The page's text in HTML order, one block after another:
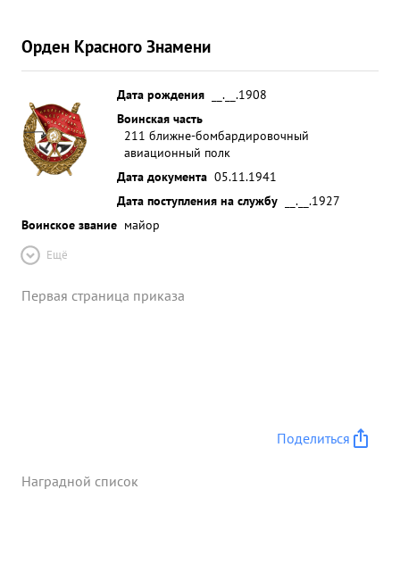
Орден Красного Знамени
Дата рождения
__.__.1908
Воинская часть
211 ближне-бомбардировочный
авиационный полк
Дата документа 05.11.1941
Дата поступления на службу
__.__.1927
Воинское звание майор
Ещё
Первая страница приказа
Поделиться
Наградной список